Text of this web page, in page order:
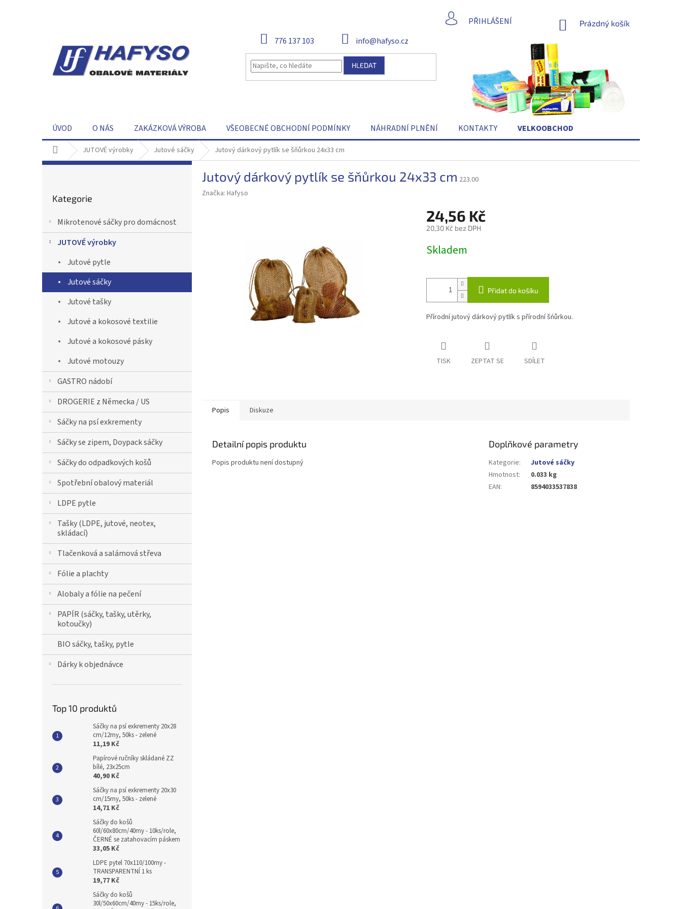
776 137 103 info@hafyso.cz
PŘIHLÁŠENÍ
HLEDAT
NÁKUPNÍ
Prázdný košík
ÚVOD O NÁS ZAKÁZKOVÁ VÝROBA VŠEOBECNÉ OBCHODNÍ PODMÍNKY NÁHRADNÍ PLNĚNÍ KONTAKTY VELKOOBCHOD
Domů JUTOVÉ výrobky Jutové sáčky Jutový dárkový pytlík se šňůrkou 24x33 cm
n
p
n
kategorie
Kategorie
Mikrotenové sáčky pro domácnost
JUTOVÉ výrobky
Jutové pytle
Jutové sáčky
Jutové tašky
Jutové a kokosové textilie
Jutové a kokosové pásky
Jutové motouzy
GASTRO nádobí
DROGERIE z Německa / US
Sáčky na psí exkrementy
Sáčky se zipem, Doypack sáčky
Sáčky do odpadkových košů
Spotřební obalový materiál
LDPE pytle
Tašky (LDPE, jutové, neotex,
skládací)
Tlačenková a salámová střeva
Fólie a plachty
Alobaly a fólie na pečení
PAPÍR (sáčky, tašky, utěrky,
kotoučky)
BIO sáčky, tašky, pytle
Dárky k objednávce
Top 10 produktů
Sáčky na psí exkrementy 20x28
cm/12my, 50ks - zelené
11,19 Kč
Papírové ručníky skládané ZZ
bílé, 23x25cm
40,90 Kč
Sáčky na psí exkrementy 20x30
cm/15my, 50ks - zelené
14,71 Kč
Sáčky do košů
60l/60x80cm/40my - 10ks/role,
ČERNÉ se zatahovacím páskem
33,05 Kč
LDPE pytel 70x110/100my -
TRANSPARENTNÍ 1 ks
19,77 Kč
Sáčky do košů
30l/50x60cm/40my - 15ks/role,
Jutový dárkový pytlík se šňůrkou 24x33 cm 223.00
Značka: Hafyso
24,56 Kč
20,30 Kč bez DPH
cena:
Skladem
Přidat do košíku
Přírodní jutový dárkový pytlík s přírodní šńůrkou.
TISK ZEPTAT SE SDÍLET
Popis Diskuze
Detailní popis produktu
Popis produktu není dostupný
Doplňkové parametry
Kategorie:
Jutové sáčky
Hmotnost:
0.033 kg
EAN: 8594033537838